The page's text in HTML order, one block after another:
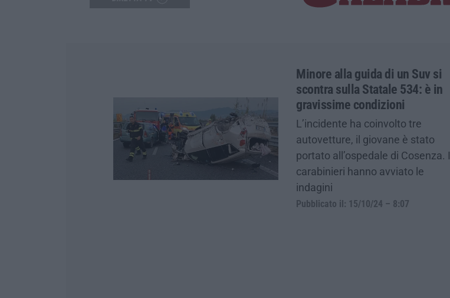
Minore alla guida di un Suv si
scontra sulla Statale 534: è in
gravissime condizioni
L’incidente ha coinvolto tre
autovetture, il giovane è stato
portato all’ospedale di Cosenza. I
carabinieri hanno avviato le
indagini
Pubblicato il: 15/10/24 – 8:07